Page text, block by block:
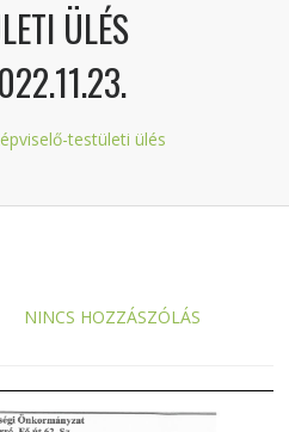
ÜLÉS
testületi ülés
NINCS HOZZÁSZÓLÁS